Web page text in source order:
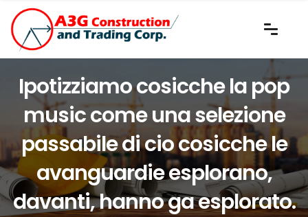
Ipotizziamo cosicche la pop
music come una selezione
passabile di cio cosicche le
avanguardie esplorano,
davanti, hanno ga esplorato.